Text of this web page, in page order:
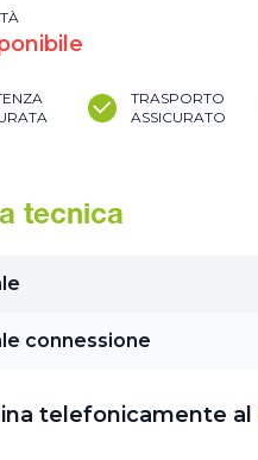
TRASPORTO
ASSICURATO
tecnica
connessione
telefonicamente al